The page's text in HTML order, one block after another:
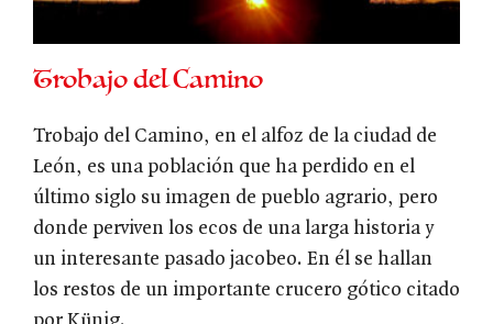
Trobajo del Camino
Trobajo del Camino, en el alfoz de la ciudad de
León, es una población que ha perdido en el
último siglo su imagen de pueblo agrario, pero
donde perviven los ecos de una larga historia y
un interesante pasado jacobeo. En él se hallan
los restos de un importante crucero gótico citado